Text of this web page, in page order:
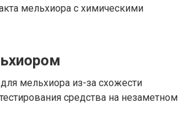
мельхиора с химическими
мельхиора из-за схожести
средства на незаметном